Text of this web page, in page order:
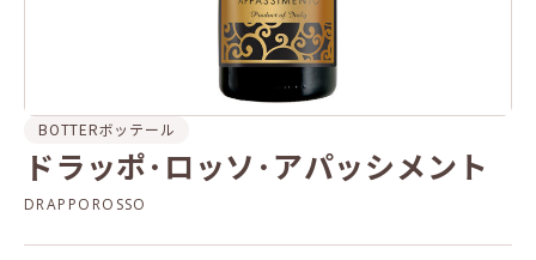
BOTTERボッテール
ドラッポ･ロッソ･アパッシメント
DRAPPOROSSO